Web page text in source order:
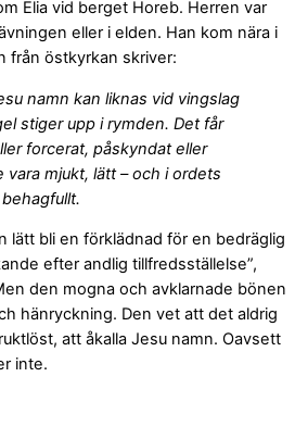
Elia vid berget Horeb. Herren var
eller i elden. Han kom nära i
från östkyrkan skriver:
namn kan liknas vid vingslag
stiger upp i rymden. Det får
forcerat, påskyndat eller
mjukt, lätt – och i ordets
lätt bli en förklädnad för en bedräglig
efter andlig tillfredsställelse”,
den mogna och avklarnade bönen
hänryckning. Den vet att det aldrig
att åkalla Jesu namn. Oavsett
inte.